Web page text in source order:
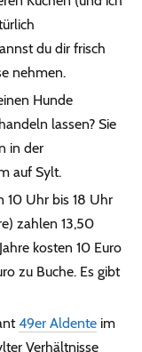
du dir frisch
nehmen.
Hunde
lassen? Sie
in der
auf Sylt.
10 Uhr bis 18 Uhr
zahlen 13,50
kosten 10 Euro
zu Buche. Es gibt
49er Aldente im
Verhältnisse